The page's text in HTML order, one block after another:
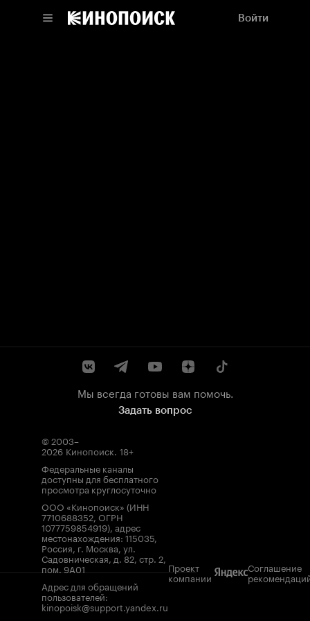
Войти
Мы всегда готовы вам помочь.
Задать вопрос
© 2003–
2026 Кинопоиск. 18+
Федеральные каналы
доступны для бесплатного
просмотра круглосуточно
ООО «Кинопоиск» (ИНН
7710688352, ОГРН
1077759854919), адрес
местонахождения: 115035,
Россия, г. Москва, ул.
Садовническая, д. 82, стр. 2,
пом. 9А01
Адрес для обращений
пользователей:
kinopoisk@support.yandex.ru
Проект
компании
Соглашение